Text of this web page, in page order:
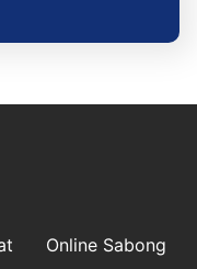
Online Sabong